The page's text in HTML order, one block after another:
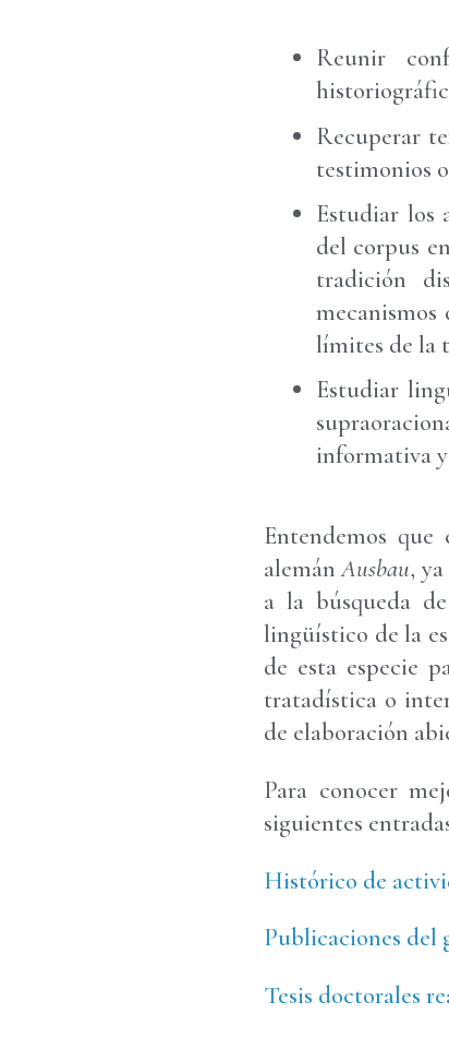
Reunir
Recuperar
testimonios
Estudiar los
del corpus
tradición
límites de la
Estudiar
informativa y
Entendemos
alemánAusbau,
a la búsqueda
lingüístico de la
de esta especie
tratadística o
de elaboración
Para conocer
siguientes
Histórico de
Publicaciones del
Tesis doctorales